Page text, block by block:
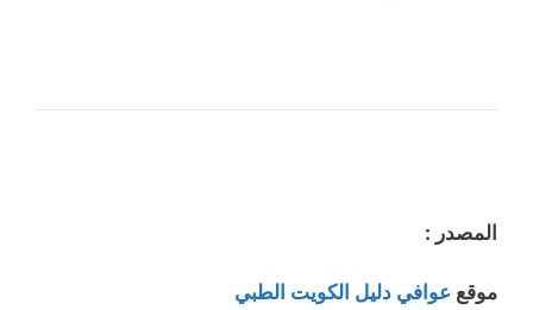
المصدر :
موقع عوافي دليل الكويت الطبي